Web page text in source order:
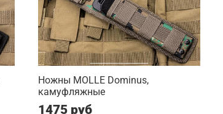
Ножны MOLLE Dominus,
камуфляжные
1475 руб